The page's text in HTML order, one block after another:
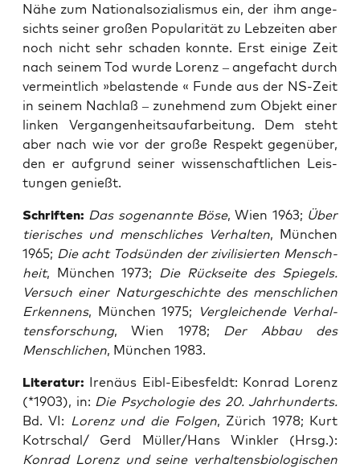
Nähe zum Natio­nal­so­zia­lis­mus ein, der ihm ange­
sichts sei­ner gro­ßen Popu­la­ri­tät zu Leb­zei­ten aber
noch nicht sehr scha­den konn­te. Erst eini­ge Zeit
nach sei­nem Tod wur­de Lorenz – ange­facht durch
ver­meint­lich »belas­ten­de « Fun­de aus der NS-Zeit
in sei­nem Nach­laß – zuneh­mend zum Objekt einer
lin­ken Ver­gan­gen­heits­auf­ar­bei­tung. Dem steht
aber nach wie vor der gro­ße Respekt gegen­über,
den er auf­grund sei­ner wis­sen­schaft­li­chen Leis­
tun­gen genießt.
Schrif­ten: Das soge­nann­te Böse, Wien 1963; Über
tie­ri­sches und mensch­li­ches Ver­hal­ten, Mün­chen
1965; Die acht Tod­sün­den der zivi­li­sier­ten Mensch­
heit, Mün­chen 1973; Die Rück­sei­te des Spie­gels.
Ver­such einer Natur­ge­schich­te des mensch­li­chen
Erken­nens, Mün­chen 1975; Ver­glei­chen­de Ver­hal­
tens­for­schung, Wien 1978; Der Abbau des
Mensch­li­chen, Mün­chen 1983.
Lite­ra­tur: Ire­nä­us Eibl-Eibes­feldt: Kon­rad Lorenz
(*1903), in: Die Psy­cho­lo­gie des 20. Jahr­hun­derts.
Bd. VI: Lorenz und die Fol­gen, Zürich 1978; Kurt
Kotrschal/ Gerd Müller/Hans Wink­ler (Hrsg.):
Kon­rad Lorenz und sei­ne ver­hal­tens­bio­lo­gi­schen